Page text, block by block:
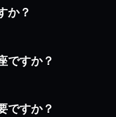
か？
ですか？
ですか？